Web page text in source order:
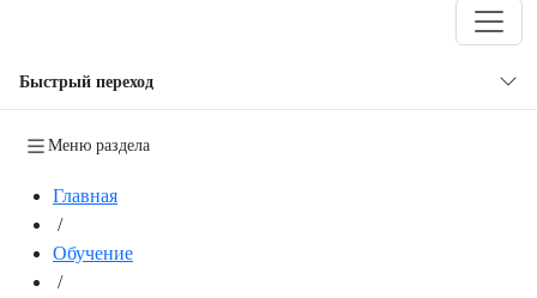
Быстрый переход
Меню раздела
Главная
/
Обучение
/